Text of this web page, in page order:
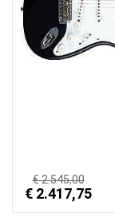
€ 2.545,00
€ 2.417,75